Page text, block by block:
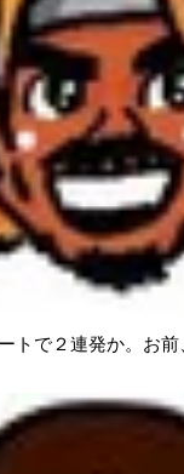
トで２連発か。お前